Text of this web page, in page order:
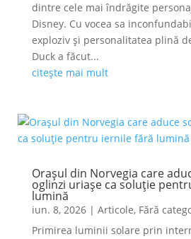
dintre cele mai îndrăgite
Disney. Cu vocea sa
exploziv și personalitatea plină
Duck a făcut...
citește mai mult
Orașul din Norvegia care
oglinzi uriașe ca soluție
lumină
iun. 8, 2026| Articole, Fără
Primirea luminii solare prin